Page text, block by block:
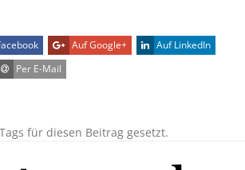
Auf Google+
Auf LinkedIn
Per E-Mail
für diesen Beitrag gesetzt.